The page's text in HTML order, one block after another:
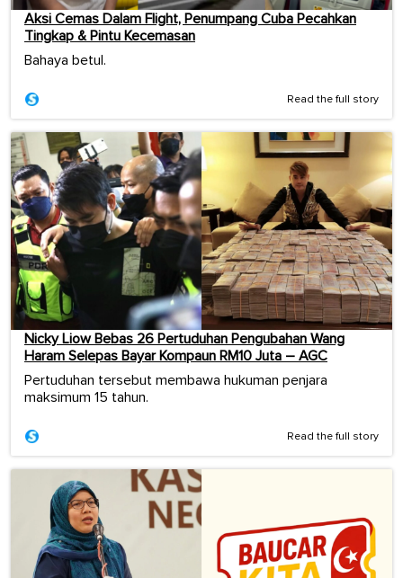
Aksi Cemas Dalam Flight, Penumpang Cuba Pecahkan
Tingkap & Pintu Kecemasan
Bahaya betul.
Read the full story
Nicky Liow Bebas 26 Pertuduhan Pengubahan Wang
Haram Selepas Bayar Kompaun RM10 Juta – AGC
Pertuduhan tersebut membawa hukuman penjara
maksimum 15 tahun.
Read the full story